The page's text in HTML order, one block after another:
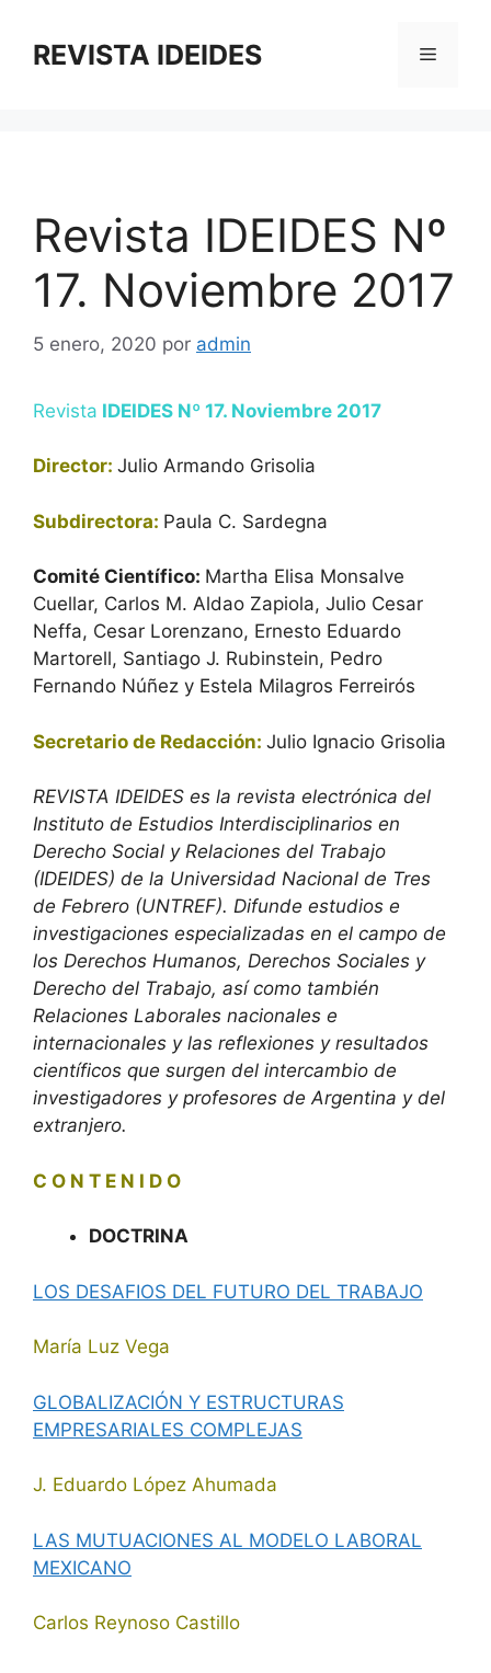
contenido
REVISTA IDEIDES Menú
Revista IDEIDES Nº
17. Noviembre 2017
5 enero, 2020 por admin
Revista IDEIDES Nº 17. Noviembre 2017
Director: Julio Armando Grisolia
Subdirectora: Paula C. Sardegna
Comité Científico: Martha Elisa Monsalve
Cuellar, Carlos M. Aldao Zapiola, Julio Cesar
Neffa, Cesar Lorenzano, Ernesto Eduardo
Martorell, Santiago J. Rubinstein, Pedro
Fernando Núñez y Estela Milagros Ferreirós
Secretario de Redacción: Julio Ignacio Grisolia
REVISTA IDEIDES es la revista electrónica del
Instituto de Estudios Interdisciplinarios en
Derecho Social y Relaciones del Trabajo
(IDEIDES) de la Universidad Nacional de Tres
de Febrero (UNTREF). Difunde estudios e
investigaciones especializadas en el campo de
los Derechos Humanos, Derechos Sociales y
Derecho del Trabajo, así como también
Relaciones Laborales nacionales e
internacionales y las reflexiones y resultados
científicos que surgen del intercambio de
investigadores y profesores de Argentina y del
extranjero.
C O N T E N I D O
DOCTRINA
LOS DESAFIOS DEL FUTURO DEL TRABAJO
María Luz Vega
GLOBALIZACIÓN Y ESTRUCTURAS
EMPRESARIALES COMPLEJAS
J. Eduardo López Ahumada
LAS MUTUACIONES AL MODELO LABORAL
MEXICANO
Carlos Reynoso Castillo